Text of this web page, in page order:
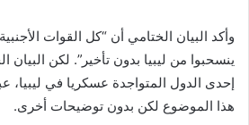
وأكد البيان الختامي أن “كل القوات
ينسحبوا من ليبيا بدون تأخير”. لكن البيان
إحدى الدول المتواجدة عسكريا في
هذا الموضوع لكن بدون توضيحات أخرى.